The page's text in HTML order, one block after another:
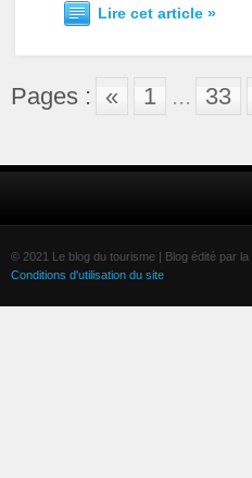
Lire cet article »
Pages : « 1 ... 33
© 2021 Le blog du tourisme | Blog édité par
Conditions d'utilisation du site